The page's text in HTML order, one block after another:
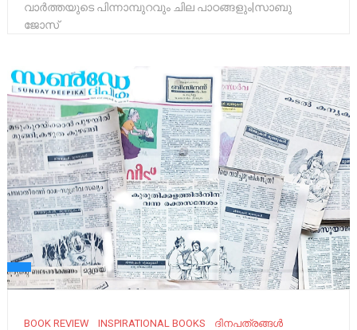
വാർത്തയുടെ പിന്നാമ്പുറവും ചില പാഠങ്ങളും|സാബു
ജോസ്
BOOK REVIEW INSPIRATIONAL BOOKS
ദിനപത്രങ്ങൾ